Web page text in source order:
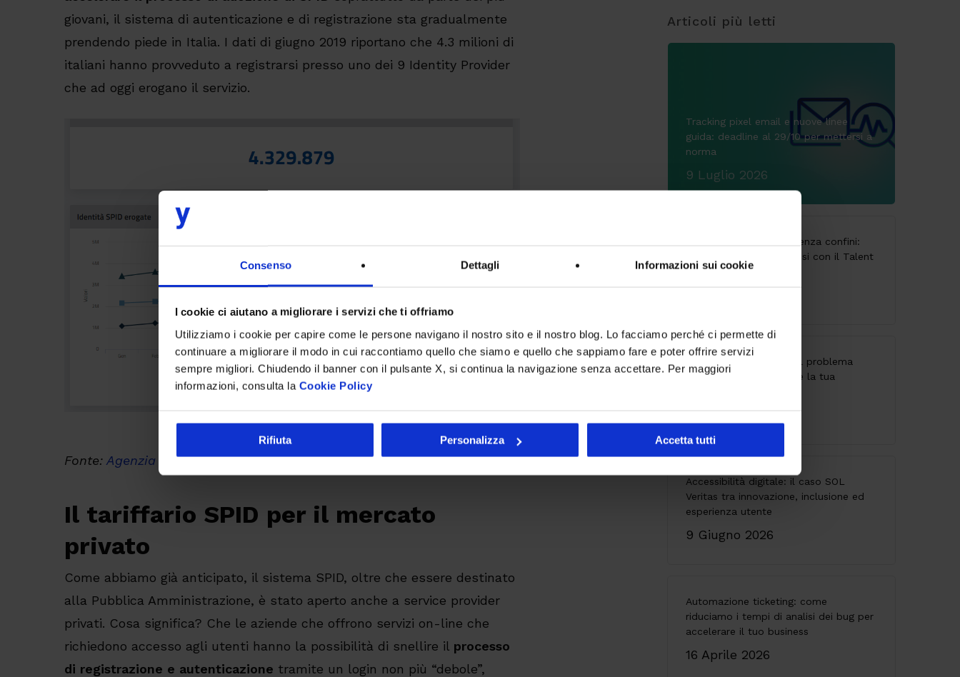
Consenso Dettagli Informazioni sui cookie
I cookie ci aiutano a migliorare i servizi che ti offriamo
Utilizziamo i cookie per capire come le persone navigano il nostro sito e il nostro blog. Lo facciamo perché ci permette di
continuare a migliorare il modo in cui raccontiamo quello che siamo e quello che sappiamo fare e poter offrire servizi
sempre migliori. Chiudendo il banner con il pulsante X, si continua la navigazione senza accettare. Per maggiori
informazioni, consulta la Cookie Policy
Rifiuta Personalizza Accetta tutti
giovani, il sistema di autenticazione e di registrazione sta gradualmente
prendendo piede in Italia. I dati di giugno 2019 riportano che 4.3 milioni di
italiani hanno provveduto a registrarsi presso uno dei 9 Identity Provider
che ad oggi erogano il servizio.
Fonte:Agenzia per l’Italia Digitale
Il tariffario SPID per il mercato
privato
Come abbiamo già anticipato, il sistema SPID, oltre che essere destinato
alla Pubblica Amministrazione, è stato aperto anche a service provider
privati. Cosa significa? Che le aziende che offrono servizi on-line che
richiedono accesso agli utenti hanno la possibilità di snellire il processo
di registrazione e autenticazione tramite un login non più “debole”,
Articoli più letti
Tracking pixel email e nuove linee
guida: deadline al 29/10 per mettersi a
norma
9 Luglio 2026
CodyLab, formazione senza confini:
Italia e Camerun connessi con il Talent
Accelerator Program
API senza governance: il problema
invisibile che indebolisce la tua
28 Maggio 2026
Accessibilità digitale: il caso SOL
Veritas tra innovazione, inclusione ed
esperienza utente
9 Giugno 2026
Automazione ticketing: come
riduciamo i tempi di analisi dei bug per
accelerare il tuo business
16 Aprile 2026